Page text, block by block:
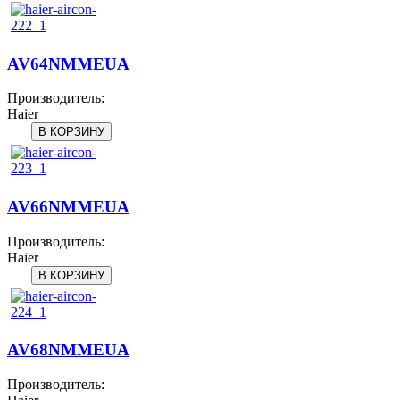
AV64NMMEUA
Производитель:
Haier
AV66NMMEUA
Производитель:
Haier
AV68NMMEUA
Производитель: